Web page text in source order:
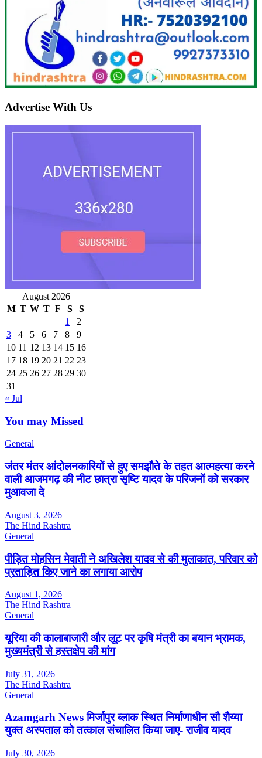
Advertise With Us
August 2026
M T W T F S
S
1
2
3
4 5 6 7 8
9
10 11 12 13 14 15 16
17 18 19 20 21 22 23
24 25 26 27 28 29 30
31
« Jul
You may Missed
General
जंतर मंतर आंदोलनकारियों से हुए समझौते के तहत आत्महत्या करने
वाली आजमगढ़ की नीट छात्रा सृष्टि यादव के परिजनों को सरकार
मुआवजा दे
August 3, 2026
The Hind Rashtra
General
पीड़ित मोहसिन मेवाती ने अखिलेश यादव से की मुलाकात, परिवार को
प्रताड़ित किए जाने का लगाया आरोप
August 1, 2026
The Hind Rashtra
General
यूरिया की कालाबाजारी और लूट पर कृषि मंत्री का बयान भ्रामक,
मुख्यमंत्री से हस्तक्षेप की मांग
July 31, 2026
The Hind Rashtra
General
Azamgarh News मिर्जापुर ब्लाक स्थित निर्माणाधीन सौ शैय्या
युक्त अस्पताल को तत्काल संचालित किया जाए- राजीव यादव
July 30, 2026